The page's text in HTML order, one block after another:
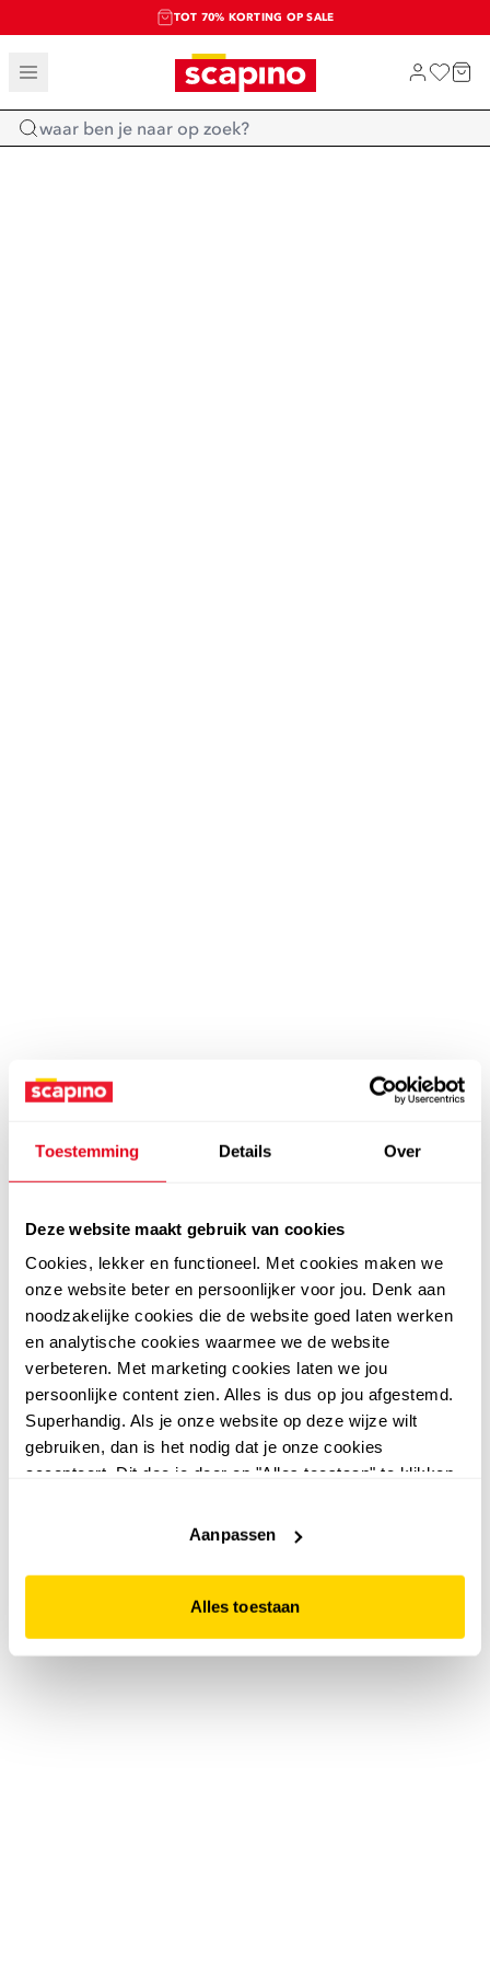
Toestemming Details Over
Deze website maakt gebruik van cookies
Cookies, lekker en functioneel. Met cookies maken we
onze website beter en persoonlijker voor jou. Denk aan
noodzakelijke cookies die de website goed laten werken
en analytische cookies waarmee we de website
verbeteren. Met marketing cookies laten we jou
persoonlijke content zien. Alles is dus op jou afgestemd.
Superhandig. Als je onze website op deze wijze wilt
gebruiken, dan is het nodig dat je onze cookies
accepteert. Dit doe je door op "Alles toestaan" te klikken.
website niet optimaal functioneert.
Aanpassen
Alles toestaan
TOT 70% KORTING OP SALE
SALE: LAATSTE KANS!
SHOP NIEUW
Home